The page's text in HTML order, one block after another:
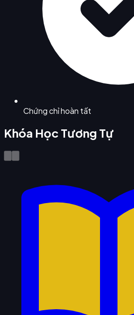
Chứng chỉ hoàn tất
Khóa Học Tương Tự